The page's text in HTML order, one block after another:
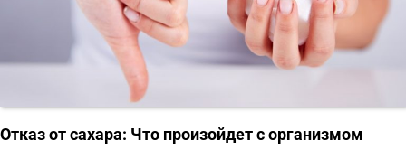
Отказ от сахара: Что произойдет с организмом